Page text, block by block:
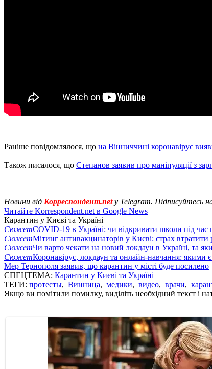
Раніше повідомлялося, що на Вінниччині коронавірус
Також писалося, що Степанов заявив про маніпуляції з
Новини від Корреспондент.net у Telegram. Підписуйтесь
Читайте Korrespondent.net в Google News
Карантин у Києві та Україні
СюжетCOVID-19 в Україні: чи відкривати школи під час
СюжетМітинг антивакцинаторів у Києві: страх втратити
СюжетЧи варто чекати на новий локдаун в Україні, та
СюжетКоронавірус, локдаун та онлайн-навчання: якими є
Мер Тернополя заявив, що карантин у місті буде посилено
СПЕЦТЕМА: Карантин у Києві та Україні
ТЕГИ: протесты, Винница, медики, видео, врачи,
Якщо ви помітили помилку, виділіть необхідний текст і